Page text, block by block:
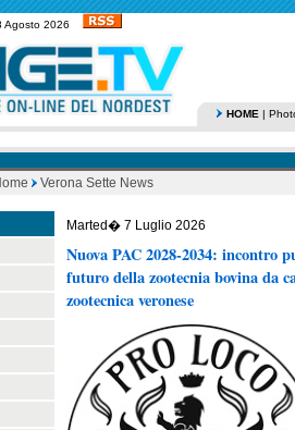
Agosto 2026
HOME |
Verona Sette News
Marted� 7 Luglio 2026
Nuova PAC 2028-2034: incontro
futuro della zootecnia bovina da
zootecnica veronese